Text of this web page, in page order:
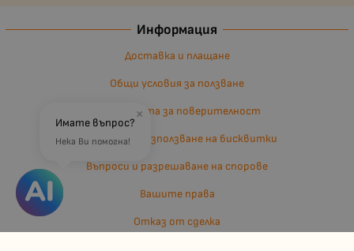
Информация
Доставка и плащане
Общи условия за ползване
Политиката за поверителност
Политика за използване на бисквитки
Въпроси и разрешаване на спорове
Вашите права
Отказ от сделка
×
Имате въпрос?
Нека Ви помогна!